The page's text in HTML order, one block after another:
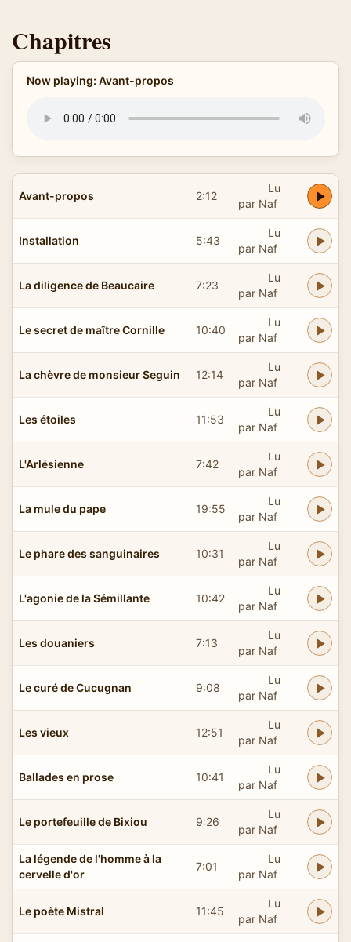
Chapitres
Now playing: Avant-propos
Avant-propos 2:12
Lu
par Naf
Installation 5:43
Lu
par Naf
La diligence de Beaucaire 7:23
Lu
par Naf
Le secret de maître Cornille 10:40
Lu
par Naf
La chèvre de monsieur Seguin 12:14
Lu
par Naf
Les étoiles 11:53
Lu
par Naf
L'Arlésienne 7:42
Lu
par Naf
La mule du pape 19:55
Lu
par Naf
Le phare des sanguinaires 10:31
Lu
par Naf
L'agonie de la Sémillante 10:42
Lu
par Naf
Les douaniers 7:13
Lu
par Naf
Le curé de Cucugnan 9:08
Lu
par Naf
Les vieux 12:51
Lu
par Naf
Ballades en prose 10:41
Lu
par Naf
Le portefeuille de Bixiou 9:26
Lu
par Naf
La légende de l'homme à la
cervelle d'or
7:01
Lu
par Naf
Le poète Mistral 11:45
Lu
par Naf